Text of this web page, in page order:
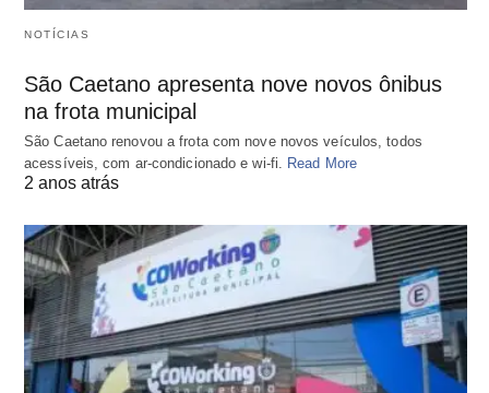
NOTÍCIAS
São Caetano apresenta nove novos ônibus
na frota municipal
São Caetano renovou a frota com nove novos veículos, todos
acessíveis, com ar-condicionado e wi-fi.
Read More
2 anos atrás